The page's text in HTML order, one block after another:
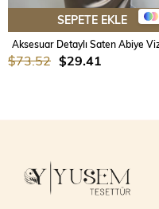
SEPETE EKLE
Aksesuar Detaylı Saten Abiye
$29.41
$73.52